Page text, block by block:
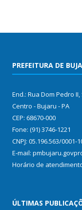
PREFEITURA DE
End.: Rua Dom Pedro II,
Centro - Bujaru - PA
CEP: 68670-000
Fone: (91) 3746-1221
CNPJ: 05.196.563/0001-
E-mail:
Horário de
ÚLTIMAS